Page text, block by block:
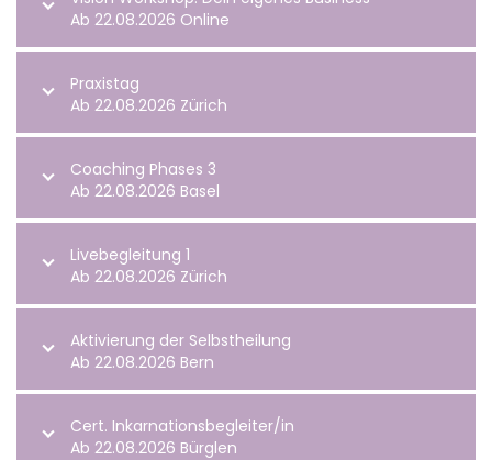
Ab 22.08.2026 Online
Praxistag
Ab 22.08.2026 Zürich
Coaching Phases 3
Ab 22.08.2026 Basel
Livebegleitung 1
Ab 22.08.2026 Zürich
Aktivierung der Selbstheilung
Ab 22.08.2026 Bern
Cert. Inkarnationsbegleiter/in
Ab 22.08.2026 Bürglen